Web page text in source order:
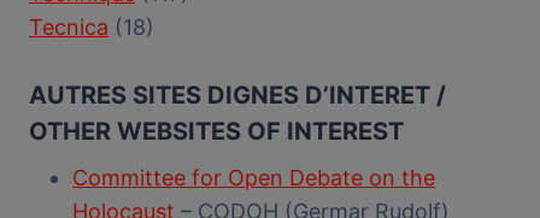
Tecnica (18)
AUTRES SITES DIGNES D’INTERET /
OTHER WEBSITES OF INTEREST
Committee for Open Debate on the
Holocaust – CODOH (Germar Rudolf)